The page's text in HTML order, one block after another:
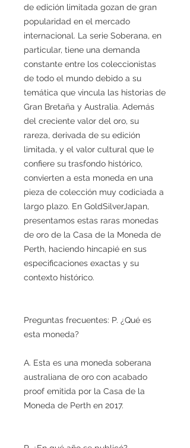
de edición limitada gozan de gran
popularidad en el mercado
internacional. La serie Soberana, en
particular, tiene una demanda
constante entre los coleccionistas
de todo el mundo debido a su
temática que vincula las historias de
Gran Bretaña y Australia. Además
del creciente valor del oro, su
rareza, derivada de su edición
limitada, y el valor cultural que le
confiere su trasfondo histórico,
convierten a esta moneda en una
pieza de colección muy codiciada a
largo plazo. En GoldSilverJapan,
presentamos estas raras monedas
de oro de la Casa de la Moneda de
Perth, haciendo hincapié en sus
especificaciones exactas y su
contexto histórico.
Preguntas frecuentes: P. ¿Qué es
esta moneda?
A. Esta es una moneda soberana
australiana de oro con acabado
proof emitida por la Casa de la
Moneda de Perth en 2017.